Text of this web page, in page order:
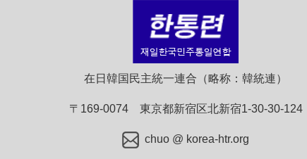
在日韓国民主統一連合（略称：韓統連）
〒169-0074 東京都新宿区北新宿1-30-30-124
chuo @ korea-htr.org